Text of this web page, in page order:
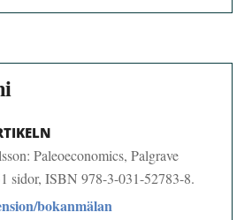
Paleoeconomics, Palgrave
sidor, ISBN 978-3-031-52783-8.
bokanmälan